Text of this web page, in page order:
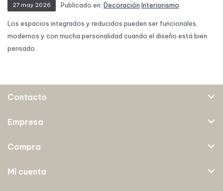
27 may 2026 Publicado en: Decoración Interiorismo
Los espacios integrados y reducidos pueden ser funcionales,
modernos y con mucha personalidad cuando el diseño está bien
pensado.
Contacto
Empresa
Compra
Mi cuenta